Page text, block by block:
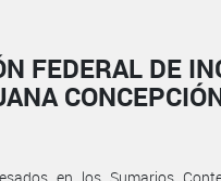
FEDERAL DE